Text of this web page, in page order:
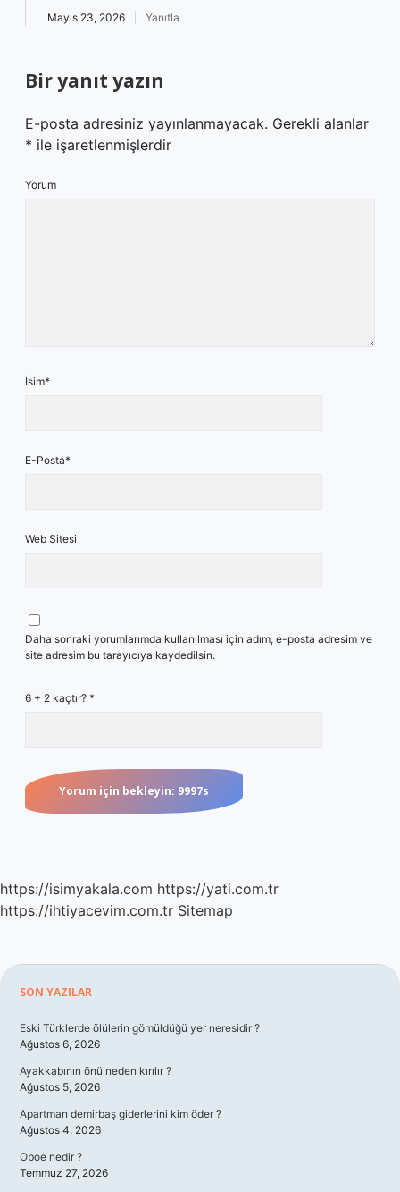
Mayıs 23, 2026 Yanıtla
Bir yanıt yazın
E-posta adresiniz yayınlanmayacak. Gerekli alanlar
* ile işaretlenmişlerdir
Yorum
İsim*
E-Posta*
Web Sitesi
Daha sonraki yorumlarımda kullanılması için adım, e-posta adresim ve
site adresim bu tarayıcıya kaydedilsin.
6 + 2 kaçtır? *
https://isimyakala.com https://yati.com.tr
https://ihtiyacevim.com.tr Sitemap
Sidebar
SON YAZILAR
Eski Türklerde ölülerin gömüldüğü yer neresidir ?
Ağustos 6, 2026
Ayakkabının önü neden kırılır ?
Ağustos 5, 2026
Apartman demirbaş giderlerini kim öder ?
Ağustos 4, 2026
Oboe nedir ?
Temmuz 27, 2026